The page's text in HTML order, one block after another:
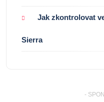
Jak zkontrolovat
Sierra
-